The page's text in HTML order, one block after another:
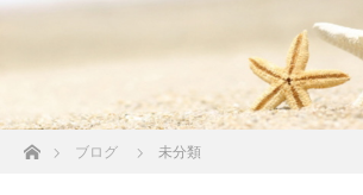
ホームブログ 未分類